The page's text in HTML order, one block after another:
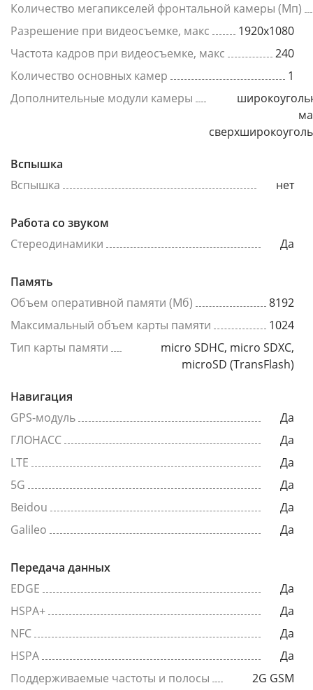
Количество мегапикселей фронтальной камеры (Мп)
Разрешение при видеосъемке, макс
1920x1080
Частота кадров при видеосъемке, макс
240
Количество основных камер
1
Дополнительные модули камеры
Вспышка
Вспышка
нет
Работа со звуком
Стереодинамики
Да
Память
Объем оперативной памяти (Мб)
8192
Максимальный объем карты памяти
1024
Тип карты памяти
micro SDHC, micro SDXC,
microSD (TransFlash)
Навигация
GPS-модуль
Да
ГЛОНАСС
Да
LTE
Да
5G
Да
Beidou
Да
Galileo
Да
Передача данных
EDGE
Да
HSPA+
Да
NFC
Да
HSPA
Да
Поддерживаемые частоты и полосы
2G GSM